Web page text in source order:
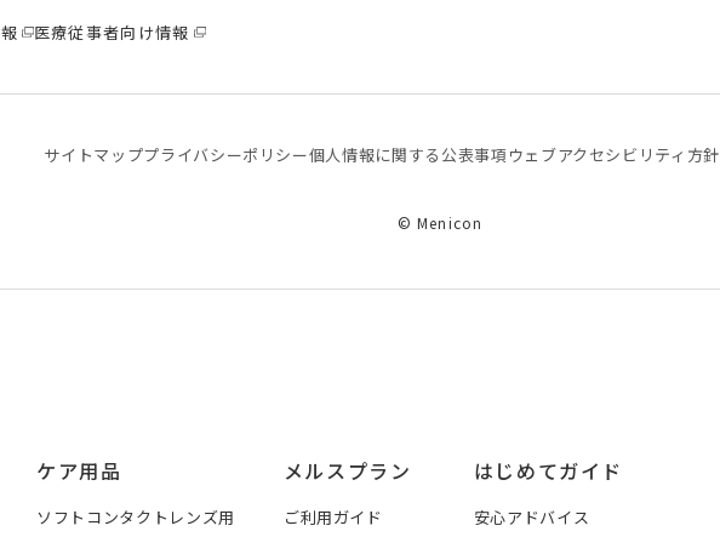
医療従事者向け情報
サイトマッププライバシーポリシー個⼈情報に関する公表事項 ウェブアクセシビリティ方針
© Menicon
ケア用品
ソフトコンタクトレンズ用
メルスプラン
ご利用ガイド
はじめてガイド
安心アドバイス